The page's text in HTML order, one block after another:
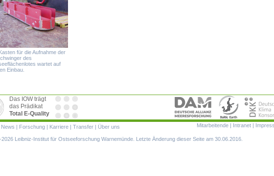
für die Aufnahme der
des
wartet auf
Einbau.
Das IOW trägt
das Prädikat
Total E-Quality
Mitarbeitende | Intranet |
News | Forschung | Karriere | Transfer | Über uns
Leibniz-Institut für Ostseeforschung Warnemünde. Letzte Änderung dieser Seite am 30.06.2016.